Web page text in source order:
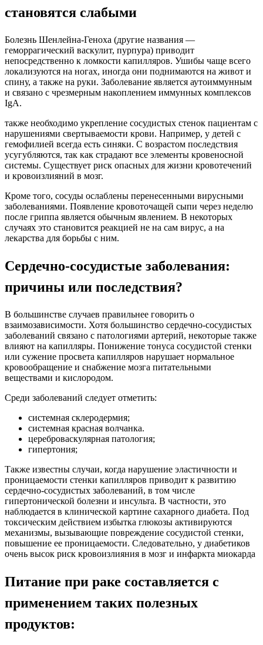
становятся слабыми
Болезнь Шенлейна-Геноха (другие названия —
геморрагический васкулит, пурпура) приводит
непосредственно к ломкости капилляров. Ушибы чаще всего
локализуются на ногах, иногда они поднимаются на живот и
спину, а также на руки. Заболевание является аутоиммунным
и связано с чрезмерным накоплением иммунных комплексов
IgA.
также необходимо укрепление сосудистых стенок пациентам с
нарушениями свертываемости крови. Например, у детей с
гемофилией всегда есть синяки. С возрастом последствия
усугубляются, так как страдают все элементы кровеносной
системы. Существует риск опасных для жизни кровотечений
и кровоизлияний в мозг.
Кроме того, сосуды ослаблены перенесенными вирусными
заболеваниями. Появление кровоточащей сыпи через неделю
после гриппа является обычным явлением. В некоторых
случаях это становится реакцией не на сам вирус, а на
лекарства для борьбы с ним.
Сердечно-сосудистые заболевания:
причины или последствия?
В большинстве случаев правильнее говорить о
взаимозависимости. Хотя большинство сердечно-сосудистых
заболеваний связано с патологиями артерий, некоторые также
влияют на капилляры. Понижение тонуса сосудистой стенки
или сужение просвета капилляров нарушает нормальное
кровообращение и снабжение мозга питательными
веществами и кислородом.
Среди заболеваний следует отметить:
системная склеродермия;
системная красная волчанка.
цереброваскулярная патология;
гипертония;
Также известны случаи, когда нарушение эластичности и
проницаемости стенки капилляров приводит к развитию
сердечно-сосудистых заболеваний, в том числе
гипертонической болезни и инсульта. В частности, это
наблюдается в клинической картине сахарного диабета. Под
токсическим действием избытка глюкозы активируются
механизмы, вызывающие повреждение сосудистой стенки,
повышение ее проницаемости. Следовательно, у диабетиков
очень высок риск кровоизлияния в мозг и инфаркта миокарда
Питание при раке составляется с
применением таких полезных
продуктов: